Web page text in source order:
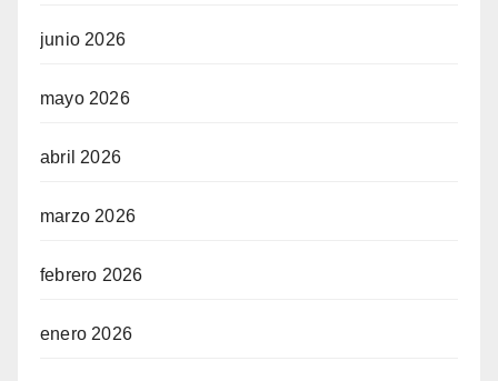
junio 2026
mayo 2026
abril 2026
marzo 2026
febrero 2026
enero 2026